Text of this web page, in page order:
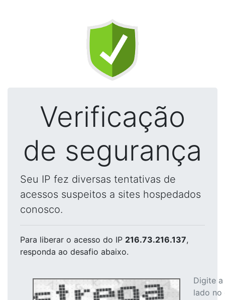
Verificação
de segurança
Seu IP fez diversas tentativas de
acessos suspeitos a sites hospedados
conosco.
Para liberar o acesso do IP 216.73.216.137,
responda ao desafio abaixo.
Digite
lado no